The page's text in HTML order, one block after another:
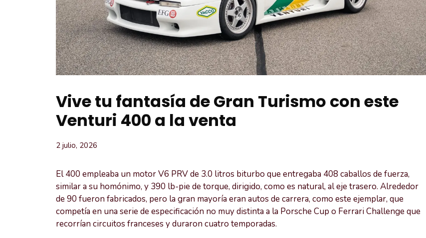
Vive tu fantasía de Gran Turismo con este
Venturi 400 a la venta
2 julio, 2026
El 400 empleaba un motor V6 PRV de 3.0 litros biturbo que entregaba 408 caballos de fuerza,
similar a su homónimo, y 390 lb-pie de torque, dirigido, como es natural, al eje trasero. Alrededor
de 90 fueron fabricados, pero la gran mayoría eran autos de carrera, como este ejemplar, que
competía en una serie de especificación no muy distinta a la Porsche Cup o Ferrari Challenge que
recorrían circuitos franceses y duraron cuatro temporadas.